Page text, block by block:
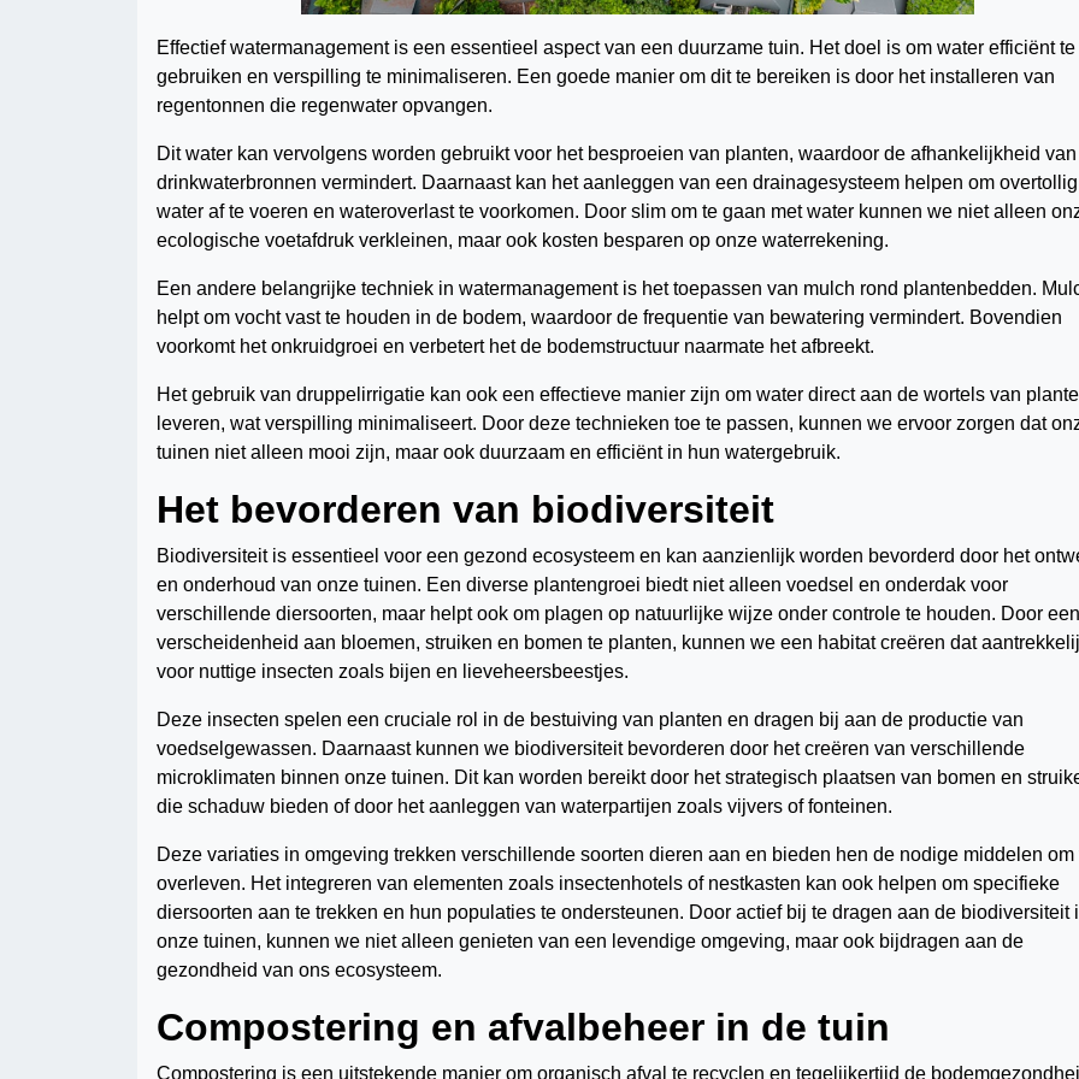
Effectief watermanagement is een essentieel aspect van een duurzame tuin. Het doel is om water efficiënt te
gebruiken en verspilling te minimaliseren. Een goede manier om dit te bereiken is door het installeren van
regentonnen die regenwater opvangen.
Dit water kan vervolgens worden gebruikt voor het besproeien van planten, waardoor de afhankelijkheid van
drinkwaterbronnen vermindert. Daarnaast kan het aanleggen van een drainagesysteem helpen om overtollig
water af te voeren en wateroverlast te voorkomen. Door slim om te gaan met water kunnen we niet alleen
ecologische voetafdruk verkleinen, maar ook kosten besparen op onze waterrekening.
Een andere belangrijke techniek in watermanagement is het toepassen van mulch rond plantenbedden.
helpt om vocht vast te houden in de bodem, waardoor de frequentie van bewatering vermindert. Bovendien
voorkomt het onkruidgroei en verbetert het de bodemstructuur naarmate het afbreekt.
Het gebruik van druppelirrigatie kan ook een effectieve manier zijn om water direct aan de wortels van
leveren, wat verspilling minimaliseert. Door deze technieken toe te passen, kunnen we ervoor zorgen dat
tuinen niet alleen mooi zijn, maar ook duurzaam en efficiënt in hun watergebruik.
Het bevorderen van biodiversiteit
Biodiversiteit is essentieel voor een gezond ecosysteem en kan aanzienlijk worden bevorderd door het
en onderhoud van onze tuinen. Een diverse plantengroei biedt niet alleen voedsel en onderdak voor
verschillende diersoorten, maar helpt ook om plagen op natuurlijke wijze onder controle te houden. Door een
verscheidenheid aan bloemen, struiken en bomen te planten, kunnen we een habitat creëren dat
voor nuttige insecten zoals bijen en lieveheersbeestjes.
Deze insecten spelen een cruciale rol in de bestuiving van planten en dragen bij aan de productie van
voedselgewassen. Daarnaast kunnen we biodiversiteit bevorderen door het creëren van verschillende
microklimaten binnen onze tuinen. Dit kan worden bereikt door het strategisch plaatsen van bomen en
die schaduw bieden of door het aanleggen van waterpartijen zoals vijvers of fonteinen.
Deze variaties in omgeving trekken verschillende soorten dieren aan en bieden hen de nodige middelen om
overleven. Het integreren van elementen zoals insectenhotels of nestkasten kan ook helpen om specifieke
diersoorten aan te trekken en hun populaties te ondersteunen. Door actief bij te dragen aan de biodiversiteit
onze tuinen, kunnen we niet alleen genieten van een levendige omgeving, maar ook bijdragen aan de
gezondheid van ons ecosysteem.
Compostering en afvalbeheer in de tuin
Compostering is een uitstekende manier om organisch afval te recyclen en tegelijkertijd de